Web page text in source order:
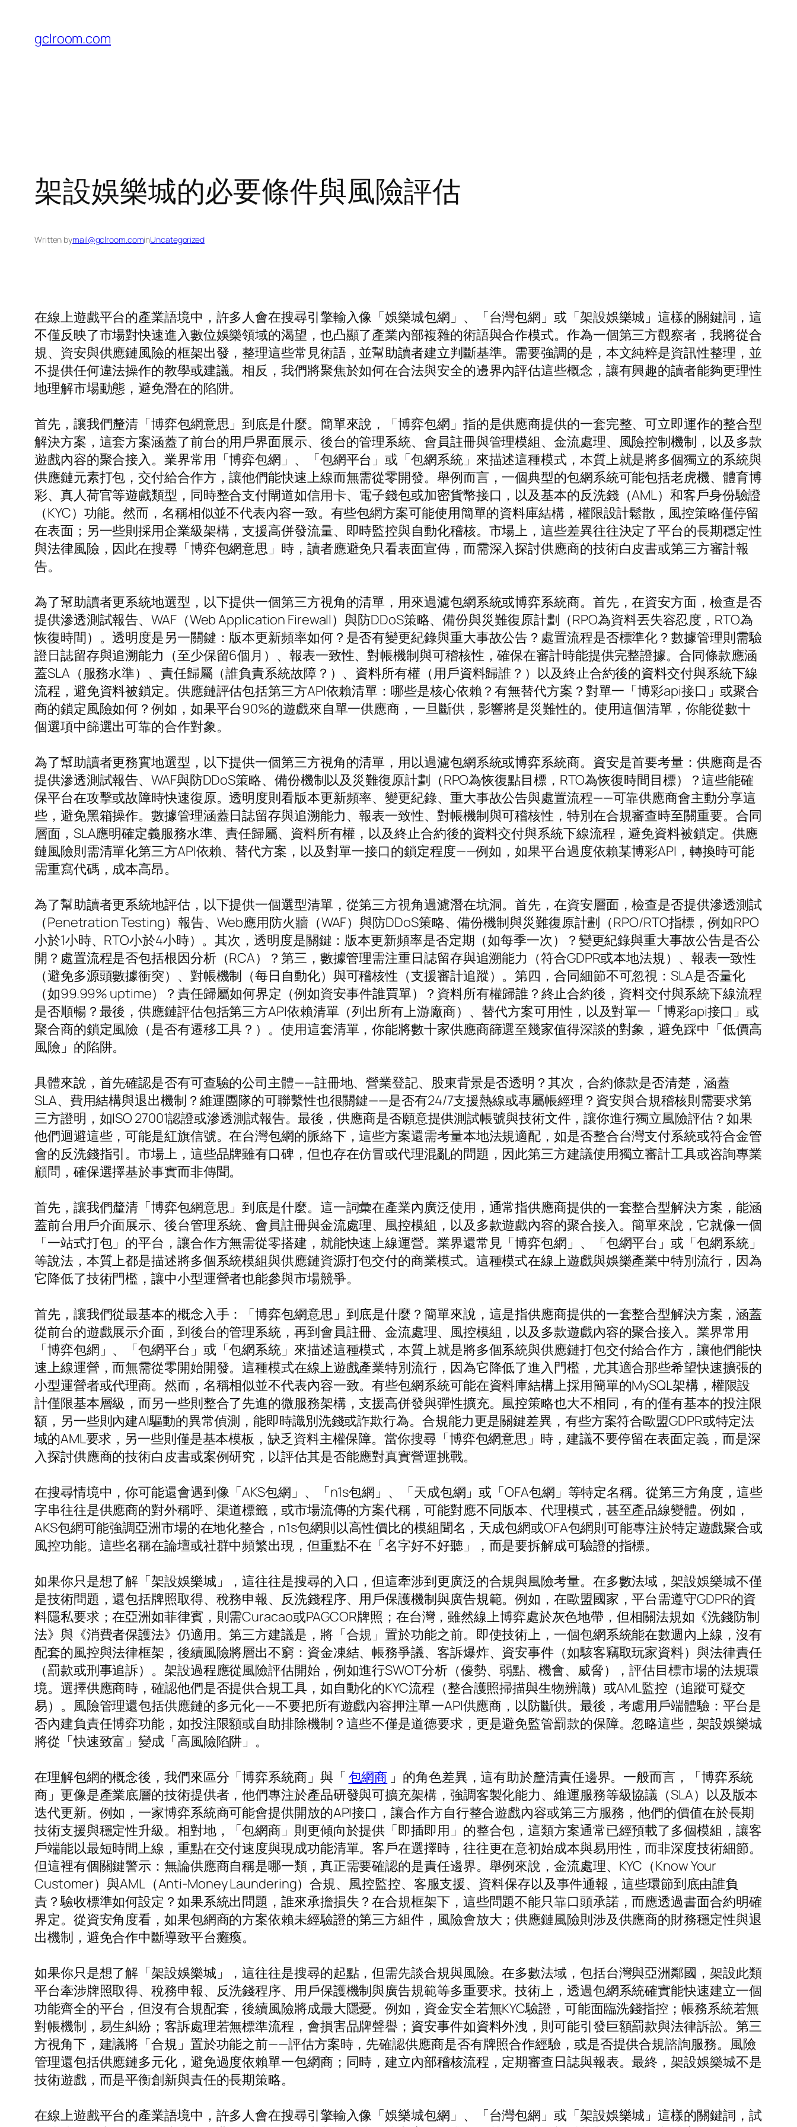
content
gclroom.com
架設娛樂城的必要條件與風險評估
Written bymail@gclroom.cominUncategorized
在線上遊戲平台的產業語境中，許多人會在搜尋引擎輸入像「娛樂城包網」、「台灣包網」或「架設娛樂城」這樣的關鍵詞，這
不僅反映了市場對快速進入數位娛樂領域的渴望，也凸顯了產業內部複雜的術語與合作模式。作為一個第三方觀察者，我將從合
規、資安與供應鏈風險的框架出發，整理這些常見術語，並幫助讀者建立判斷基準。需要強調的是，本文純粹是資訊性整理，並
不提供任何違法操作的教學或建議。相反，我們將聚焦於如何在合法與安全的邊界內評估這些概念，讓有興趣的讀者能夠更理性
地理解市場動態，避免潛在的陷阱。
首先，讓我們釐清「博弈包網意思」到底是什麼。簡單來說，「博弈包網」指的是供應商提供的一套完整、可立即運作的整合型
解決方案，這套方案涵蓋了前台的用戶界面展示、後台的管理系統、會員註冊與管理模組、金流處理、風險控制機制，以及多款
遊戲內容的聚合接入。業界常用「博弈包網」、「包網平台」或「包網系統」來描述這種模式，本質上就是將多個獨立的系統與
供應鏈元素打包，交付給合作方，讓他們能快速上線而無需從零開發。舉例而言，一個典型的包網系統可能包括老虎機、體育博
彩、真人荷官等遊戲類型，同時整合支付閘道如信用卡、電子錢包或加密貨幣接口，以及基本的反洗錢（AML）和客戶身份驗證
（KYC）功能。然而，名稱相似並不代表內容一致。有些包網方案可能使用簡單的資料庫結構，權限設計鬆散，風控策略僅停留
在表面；另一些則採用企業級架構，支援高併發流量、即時監控與自動化稽核。市場上，這些差異往往決定了平台的長期穩定性
與法律風險，因此在搜尋「博弈包網意思」時，讀者應避免只看表面宣傳，而需深入探討供應商的技術白皮書或第三方審計報
告。
為了幫助讀者更系統地選型，以下提供一個第三方視角的清單，用來過濾包網系統或博弈系統商。首先，在資安方面，檢查是否
提供滲透測試報告、WAF（Web Application Firewall）與防DDoS策略、備份與災難復原計劃（RPO為資料丟失容忍度，RTO為
恢復時間）。透明度是另一關鍵：版本更新頻率如何？是否有變更紀錄與重大事故公告？處置流程是否標準化？數據管理則需驗
證日誌留存與追溯能力（至少保留6個月）、報表一致性、對帳機制與可稽核性，確保在審計時能提供完整證據。合同條款應涵
蓋SLA（服務水準）、責任歸屬（誰負責系統故障？）、資料所有權（用戶資料歸誰？）以及終止合約後的資料交付與系統下線
流程，避免資料被鎖定。供應鏈評估包括第三方API依賴清單：哪些是核心依賴？有無替代方案？對單一「博彩api接口」或聚合
商的鎖定風險如何？例如，如果平台90%的遊戲來自單一供應商，一旦斷供，影響將是災難性的。使用這個清單，你能從數十
個選項中篩選出可靠的合作對象。
為了幫助讀者更務實地選型，以下提供一個第三方視角的清單，用以過濾包網系統或博弈系統商。資安是首要考量：供應商是否
提供滲透測試報告、WAF與防DDoS策略、備份機制以及災難復原計劃（RPO為恢復點目標，RTO為恢復時間目標）？這些能確
保平台在攻擊或故障時快速復原。透明度則看版本更新頻率、變更紀錄、重大事故公告與處置流程——可靠供應商會主動分享這
些，避免黑箱操作。數據管理涵蓋日誌留存與追溯能力、報表一致性、對帳機制與可稽核性，特別在合規審查時至關重要。合同
層面，SLA應明確定義服務水準、責任歸屬、資料所有權，以及終止合約後的資料交付與系統下線流程，避免資料被鎖定。供應
鏈風險則需清單化第三方API依賴、替代方案，以及對單一接口的鎖定程度——例如，如果平台過度依賴某博彩API，轉換時可能
需重寫代碼，成本高昂。
為了幫助讀者更系統地評估，以下提供一個選型清單，從第三方視角過濾潛在坑洞。首先，在資安層面，檢查是否提供滲透測試
（Penetration Testing）報告、Web應用防火牆（WAF）與防DDoS策略、備份機制與災難復原計劃（RPO/RTO指標，例如RPO
小於1小時、RTO小於4小時）。其次，透明度是關鍵：版本更新頻率是否定期（如每季一次）？變更紀錄與重大事故公告是否公
開？處置流程是否包括根因分析（RCA）？第三，數據管理需注重日誌留存與追溯能力（符合GDPR或本地法規）、報表一致性
（避免多源頭數據衝突）、對帳機制（每日自動化）與可稽核性（支援審計追蹤）。第四，合同細節不可忽視：SLA是否量化
（如99.99% uptime）？責任歸屬如何界定（例如資安事件誰買單）？資料所有權歸誰？終止合約後，資料交付與系統下線流程
是否順暢？最後，供應鏈評估包括第三方API依賴清單（列出所有上游廠商）、替代方案可用性，以及對單一「博彩api接口」或
聚合商的鎖定風險（是否有遷移工具？）。使用這套清單，你能將數十家供應商篩選至幾家值得深談的對象，避免踩中「低價高
風險」的陷阱。
具體來說，首先確認是否有可查驗的公司主體——註冊地、營業登記、股東背景是否透明？其次，合約條款是否清楚，涵蓋
SLA、費用結構與退出機制？維運團隊的可聯繫性也很關鍵——是否有24/7支援熱線或專屬帳經理？資安與合規稽核則需要求第
三方證明，如ISO 27001認證或滲透測試報告。最後，供應商是否願意提供測試帳號與技術文件，讓你進行獨立風險評估？如果
他們迴避這些，可能是紅旗信號。在台灣包網的脈絡下，這些方案還需考量本地法規適配，如是否整合台灣支付系統或符合金管
會的反洗錢指引。市場上，這些品牌雖有口碑，但也存在仿冒或代理混亂的問題，因此第三方建議使用獨立審計工具或咨詢專業
顧問，確保選擇基於事實而非傳聞。
首先，讓我們釐清「博弈包網意思」到底是什麼。這一詞彙在產業內廣泛使用，通常指供應商提供的一套整合型解決方案，能涵
蓋前台用戶介面展示、後台管理系統、會員註冊與金流處理、風控模組，以及多款遊戲內容的聚合接入。簡單來說，它就像一個
「一站式打包」的平台，讓合作方無需從零搭建，就能快速上線運營。業界還常見「博弈包網」、「包網平台」或「包網系統」
等說法，本質上都是描述將多個系統模組與供應鏈資源打包交付的商業模式。這種模式在線上遊戲與娛樂產業中特別流行，因為
它降低了技術門檻，讓中小型運營者也能參與市場競爭。
首先，讓我們從最基本的概念入手：「博弈包網意思」到底是什麼？簡單來說，這是指供應商提供的一套整合型解決方案，涵蓋
從前台的遊戲展示介面，到後台的管理系統，再到會員註冊、金流處理、風控模組，以及多款遊戲內容的聚合接入。業界常用
「博弈包網」、「包網平台」或「包網系統」來描述這種模式，本質上就是將多個系統與供應鏈打包交付給合作方，讓他們能快
速上線運營，而無需從零開始開發。這種模式在線上遊戲產業特別流行，因為它降低了進入門檻，尤其適合那些希望快速擴張的
小型運營者或代理商。然而，名稱相似並不代表內容一致。有些包網系統可能在資料庫結構上採用簡單的MySQL架構，權限設
計僅限基本層級，而另一些則整合了先進的微服務架構，支援高併發與彈性擴充。風控策略也大不相同，有的僅有基本的投注限
額，另一些則內建AI驅動的異常偵測，能即時識別洗錢或詐欺行為。合規能力更是關鍵差異，有些方案符合歐盟GDPR或特定法
域的AML要求，另一些則僅是基本模板，缺乏資料主權保障。當你搜尋「博弈包網意思」時，建議不要停留在表面定義，而是深
入探討供應商的技術白皮書或案例研究，以評估其是否能應對真實營運挑戰。
在搜尋情境中，你可能還會遇到像「AKS包網」、「n1s包網」、「天成包網」或「OFA包網」等特定名稱。從第三方角度，這些
字串往往是供應商的對外稱呼、渠道標籤，或市場流傳的方案代稱，可能對應不同版本、代理模式，甚至產品線變體。例如，
AKS包網可能強調亞洲市場的在地化整合，n1s包網則以高性價比的模組聞名，天成包網或OFA包網則可能專注於特定遊戲聚合或
風控功能。這些名稱在論壇或社群中頻繁出現，但重點不在「名字好不好聽」，而是要拆解成可驗證的指標。
如果你只是想了解「架設娛樂城」，這往往是搜尋的入口，但這牽涉到更廣泛的合規與風險考量。在多數法域，架設娛樂城不僅
是技術問題，還包括牌照取得、稅務申報、反洗錢程序、用戶保護機制與廣告規範。例如，在歐盟國家，平台需遵守GDPR的資
料隱私要求；在亞洲如菲律賓，則需Curacao或PAGCOR牌照；在台灣，雖然線上博弈處於灰色地帶，但相關法規如《洗錢防制
法》與《消費者保護法》仍適用。第三方建議是，將「合規」置於功能之前。即使技術上，一個包網系統能在數週內上線，沒有
配套的風控與法律框架，後續風險將層出不窮：資金凍結、帳務爭議、客訴爆炸、資安事件（如駭客竊取玩家資料）與法律責任
（罰款或刑事追訴）。架設過程應從風險評估開始，例如進行SWOT分析（優勢、弱點、機會、威脅），評估目標市場的法規環
境。選擇供應商時，確認他們是否提供合規工具，如自動化的KYC流程（整合護照掃描與生物辨識）或AML監控（追蹤可疑交
易）。風險管理還包括供應鏈的多元化——不要把所有遊戲內容押注單一API供應商，以防斷供。最後，考慮用戶端體驗：平台是
否內建負責任博弈功能，如投注限額或自助排除機制？這些不僅是道德要求，更是避免監管罰款的保障。忽略這些，架設娛樂城
將從「快速致富」變成「高風險陷阱」。
在理解包網的概念後，我們來區分「博弈系統商」與「 包網商 」的角色差異，這有助於釐清責任邊界。一般而言，「博弈系統
商」更像是產業底層的技術提供者，他們專注於產品研發與可擴充架構，強調客製化能力、維運服務等級協議（SLA）以及版本
迭代更新。例如，一家博弈系統商可能會提供開放的API接口，讓合作方自行整合遊戲內容或第三方服務，他們的價值在於長期
技術支援與穩定性升級。相對地，「包網商」則更傾向於提供「即插即用」的整合包，這類方案通常已經預載了多個模組，讓客
戶端能以最短時間上線，重點在交付速度與現成功能清單。客戶在選擇時，往往更在意初始成本與易用性，而非深度技術細節。
但這裡有個關鍵警示：無論供應商自稱是哪一類，真正需要確認的是責任邊界。舉例來說，金流處理、KYC（Know Your
Customer）與AML（Anti-Money Laundering）合規、風控監控、客服支援、資料保存以及事件通報，這些環節到底由誰負
責？驗收標準如何設定？如果系統出問題，誰來承擔損失？在合規框架下，這些問題不能只靠口頭承諾，而應透過書面合約明確
界定。從資安角度看，如果包網商的方案依賴未經驗證的第三方組件，風險會放大；供應鏈風險則涉及供應商的財務穩定性與退
出機制，避免合作中斷導致平台癱瘓。
如果你只是想了解「架設娛樂城」，這往往是搜尋的起點，但需先談合規與風險。在多數法域，包括台灣與亞洲鄰國，架設此類
平台牽涉牌照取得、稅務申報、反洗錢程序、用戶保護機制與廣告規範等多重要求。技術上，透過包網系統確實能快速建立一個
功能齊全的平台，但沒有合規配套，後續風險將成最大隱憂。例如，資金安全若無KYC驗證，可能面臨洗錢指控；帳務系統若無
對帳機制，易生糾紛；客訴處理若無標準流程，會損害品牌聲譽；資安事件如資料外洩，則可能引發巨額罰款與法律訴訟。第三
方視角下，建議將「合規」置於功能之前——評估方案時，先確認供應商是否有牌照合作經驗，或是否提供合規諮詢服務。風險
管理還包括供應鏈多元化，避免過度依賴單一包網商；同時，建立內部稽核流程，定期審查日誌與報表。最終，架設娛樂城不是
技術遊戲，而是平衡創新與責任的長期策略。
在線上遊戲平台的產業語境中，許多人會在搜尋引擎輸入像「娛樂城包網」、「台灣包網」或「架設娛樂城」這樣的關鍵詞，試